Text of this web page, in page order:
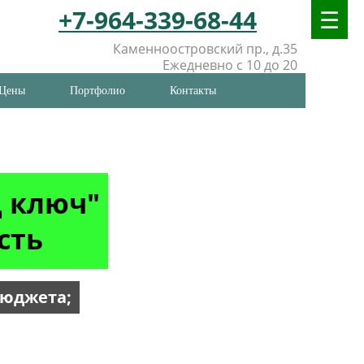
+7-964-339-68-44
Каменноостровский пр., д.35
Ежедневно с 10 до 20
Портфолио Контакты
ключ"